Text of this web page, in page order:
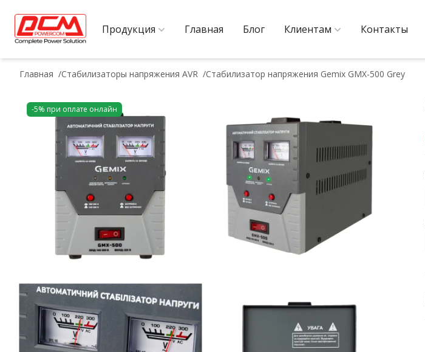
Продукция Главная Блог Клиентам Контакты
Главная Стабилизаторы напряжения AVR Стабилизатор напряжения Gemix GMX-500 Grey
-5% при оплате онлайн